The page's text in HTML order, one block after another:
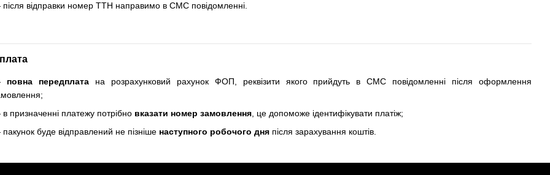
відправки номер ТТН направимо в СМС повідомленні.
повна передплата на розрахунковий рахунок ФОП, реквізити якого прийдуть в СМС повідомленні після оформлення
призначенні платежу потрібно вказати номер замовлення , це допоможе ідентифікувати платіж;
буде відправлений не пізніше наступного робочого дня після зарахування коштів.